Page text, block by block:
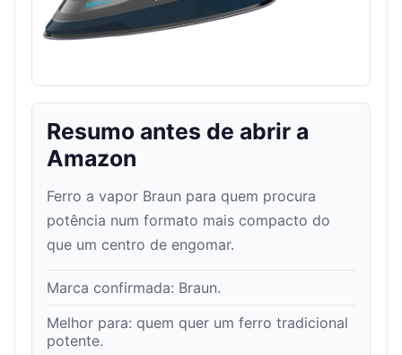
Resumo antes de abrir a
Amazon
Ferro a vapor Braun para quem procura
potência num formato mais compacto do
que um centro de engomar.
Marca confirmada: Braun.
Melhor para: quem quer um ferro tradicional
potente.